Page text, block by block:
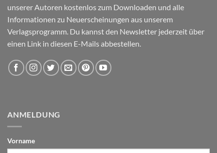
unserer Autoren kostenlos zum Downloaden und alle
Informationen zu Neuerscheinungen aus unserem
Verlagsprogramm. Du kannst den Newsletter jederzeit über
einen Link in diesen E-Mails abbestellen.
ANMELDUNG
Vorname